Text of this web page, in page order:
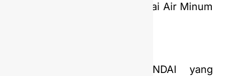
Himpunan Penduduk Pemakai Air Minum
Selanjutnya, PANTAS PANDAI yang